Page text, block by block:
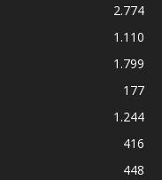
2.774
1.110
1.799
177
1.244
416
448